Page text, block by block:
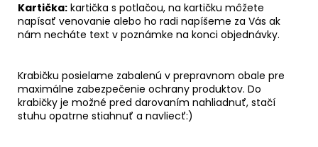
Kartička: kartička s potlačou, na kartičku môžete
napísať venovanie alebo ho radi napíšeme za Vás ak
nám necháte text v poznámke na konci objednávky.
Krabičku posielame zabalenú v prepravnom obale pre
maximálne zabezpečenie ochrany produktov. Do
krabičky je možné pred darovaním nahliadnuť, stačí
stuhu opatrne stiahnuť a navliecť:)